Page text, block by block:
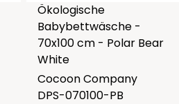
Ökologische
Babybettwäsche -
70x100 cm - Polar Bear
White
Cocoon Company
DPS-070100-PB